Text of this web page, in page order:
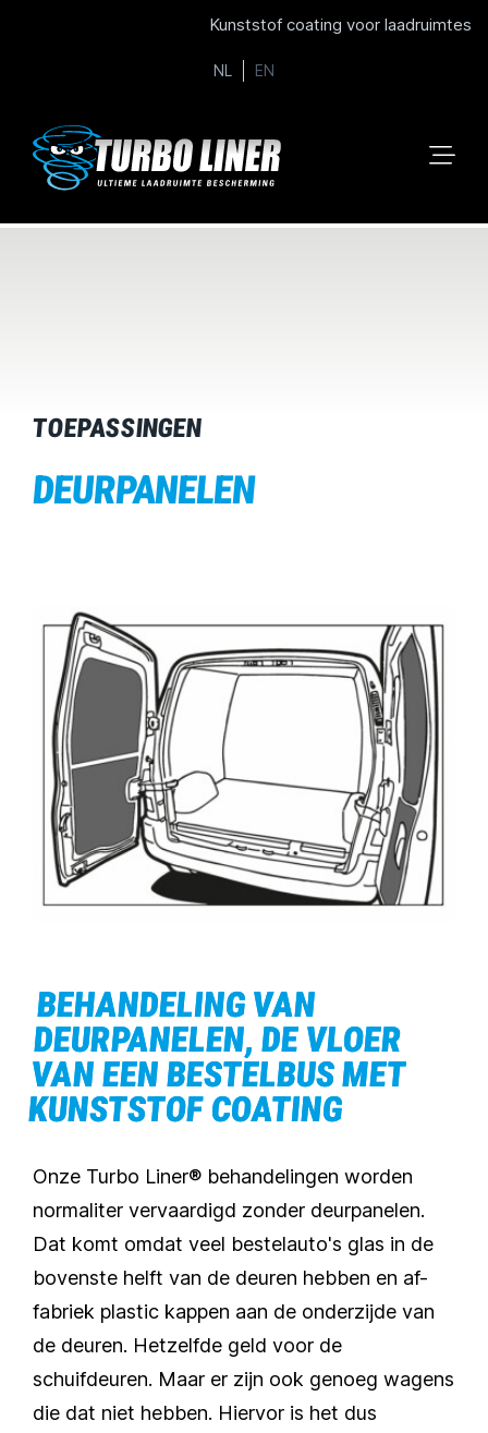
Kunststof coating voor laadruimtes
NL EN
TOEPASSINGEN
DEURPANELEN
BEHANDELING VAN
DEURPANELEN, DE VLOER
VAN EEN BESTELBUS MET
KUNSTSTOF COATING
Onze Turbo Liner® behandelingen worden
normaliter vervaardigd zonder deurpanelen.
Dat komt omdat veel bestelauto's glas in de
bovenste helft van de deuren hebben en af-
fabriek plastic kappen aan de onderzijde van
de deuren. Hetzelfde geld voor de
schuifdeuren. Maar er zijn ook genoeg wagens
die dat niet hebben. Hiervor is het dus